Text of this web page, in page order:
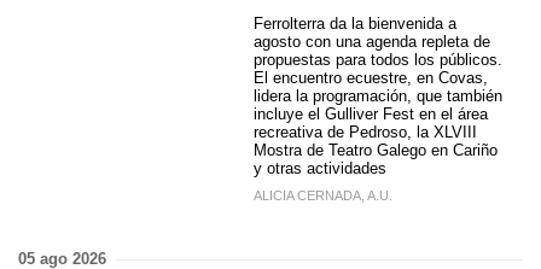
Ferrolterra da la bienvenida a
agosto con una agenda repleta de
propuestas para todos los públicos.
El encuentro ecuestre, en Covas,
lidera la programación, que también
incluye el Gulliver Fest en el área
recreativa de Pedroso, la XLVIII
Mostra de Teatro Galego en Cariño
y otras actividades
ALICIA CERNADA, A.U.
05 ago 2026